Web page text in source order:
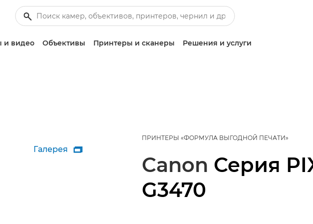
и видео Объективы Принтеры и сканеры Решения и услуги
Галерея 
ПРИНТЕРЫ «ФОРМУЛА ВЫГОДНОЙ ПЕЧАТИ»
Canon Серия
G3470